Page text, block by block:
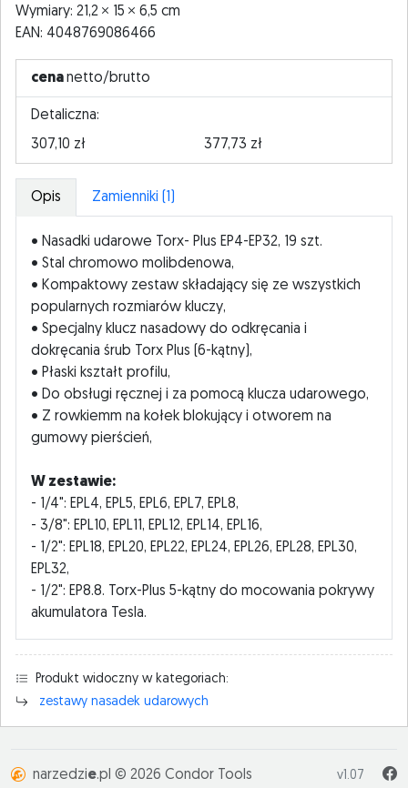
Wymiary: 21,2
15
6,5 cm
EAN: 4048769086466
cenanetto/brutto
Detaliczna:
307,10 zł
377,73 zł
Opis Zamienniki (1)
• Nasadki udarowe Torx- Plus EP4-EP32, 19 szt.
• Stal chromowo molibdenowa,
• Kompaktowy zestaw składający się ze wszystkich
popularnych rozmiarów kluczy,
• Specjalny klucz nasadowy do odkręcania i
dokręcania śrub Torx Plus (6-kątny),
• Płaski kształt profilu,
• Do obsługi ręcznej i za pomocą klucza udarowego,
• Z rowkiemm na kołek blokujący i otworem na
gumowy pierścień,
W zestawie:
- 1/4": EPL4, EPL5, EPL6, EPL7, EPL8,
- 3/8": EPL10, EPL11, EPL12, EPL14, EPL16,
- 1/2": EPL18, EPL20, EPL22, EPL24, EPL26, EPL28, EPL30,
EPL32,
- 1/2": EP8.8. Torx-Plus 5-kątny do mocowania pokrywy
akumulatora Tesla.
Produkt widoczny w kategoriach:
zestawy nasadek udarowych
narzedzie.pl © 2026 Condor Tools v1.07